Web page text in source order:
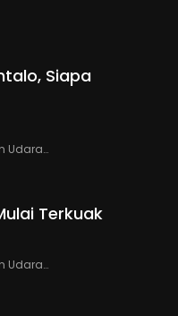
Siapa
Udara…
Terkuak
Udara…